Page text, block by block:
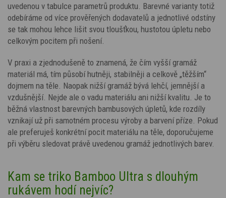
uvedenou v tabulce parametrů produktu. Barevné varianty totiž
odebíráme od více prověřených dodavatelů a jednotlivé odstíny
se tak mohou lehce lišit svou tloušťkou, hustotou úpletu nebo
celkovým pocitem při nošení.
V praxi a zjednodušeně to znamená, že čím vyšší gramáž
materiál má, tím působí hutněji, stabilněji a celkově „těžším“
dojmem na těle. Naopak nižší gramáž bývá lehčí, jemnější a
vzdušnější. Nejde ale o vadu materiálu ani nižší kvalitu. Je to
běžná vlastnost barevných bambusových úpletů, kde rozdíly
vznikají už při samotném procesu výroby a barvení příze. Pokud
ale preferuješ konkrétní pocit materiálu na těle, doporučujeme
při výběru sledovat právě uvedenou gramáž jednotlivých barev.
Kam se triko Bamboo Ultra s dlouhým
rukávem hodí nejvíc?